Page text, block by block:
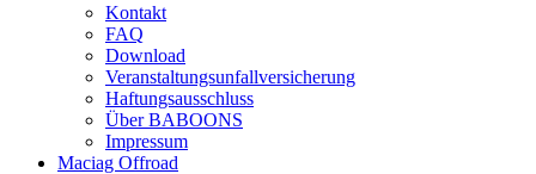
Kontakt
FAQ
Download
Veranstaltungsunfallversicherung
Haftungsausschluss
Über BABOONS
Impressum
Maciag Offroad